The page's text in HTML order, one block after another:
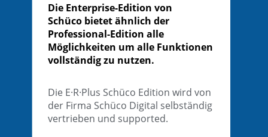
Die Enterprise-Edition von
Schüco bietet ähnlich der
Professional-Edition alle
Möglichkeiten um alle Funktionen
vollständig zu nutzen.
Die E·R·Plus Schüco Edition wird von
der Firma Schüco Digital selbständig
vertrieben und supported.